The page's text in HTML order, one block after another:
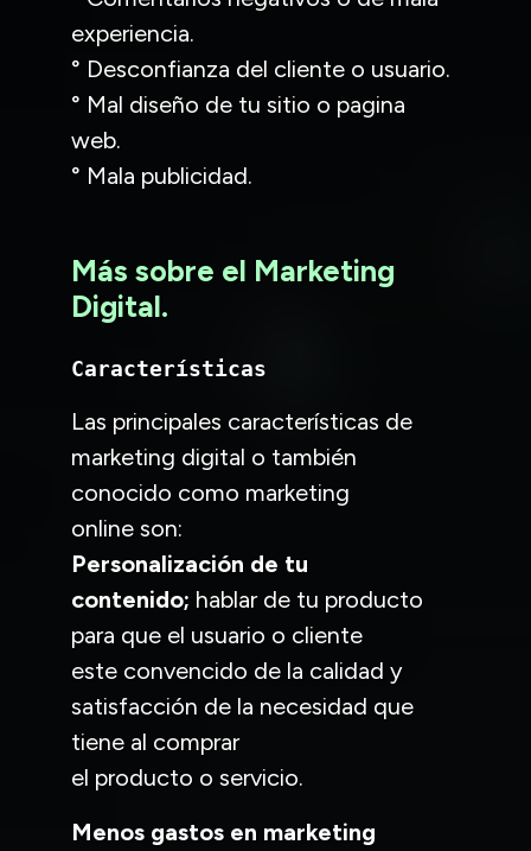
experiencia.
° Desconfianza del cliente o usuario.
° Mal diseño de tu sitio o pagina
web.
° Mala publicidad.
Más sobre el Marketing
Digital.
Características
Las principales características de
marketing digital o también
conocido como marketing
online son:
Personalización de tu
contenido; hablar de tu producto
para que el usuario o cliente
este convencido de la calidad y
satisfacción de la necesidad que
tiene al comprar
el producto o servicio.
Menos gastos en marketing